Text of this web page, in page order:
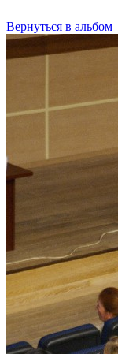
Вернуться в альбом